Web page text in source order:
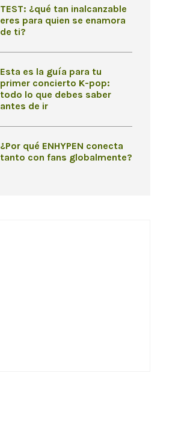
TEST: ¿qué tan inalcanzable
eres para quien se enamora
de ti?
Esta es la guía para tu
primer concierto K-pop:
todo lo que debes saber
antes de ir
¿Por qué ENHYPEN conecta
tanto con fans globalmente?